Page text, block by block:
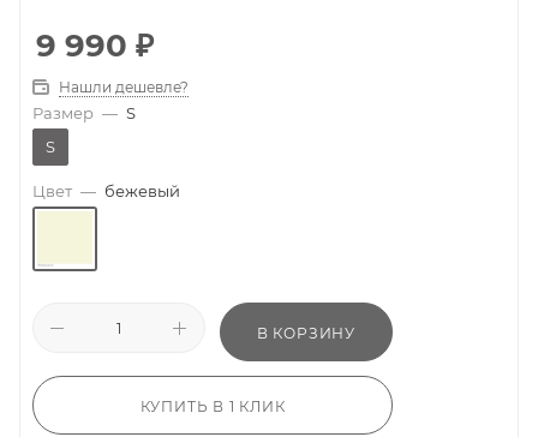
9 990 ₽
Нашли дешевле?
Размер — S
S
Цвет — бежевый
В КОРЗИНУ
КУПИТЬ В 1 КЛИК